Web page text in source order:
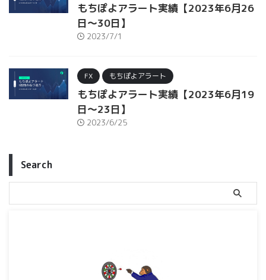
もちぽよアラート実績【2023年6月26
日～30日】
2023/7/1
FX もちぽよアラート
もちぽよアラート実績【2023年6月19
日～23日】
2023/6/25
Search